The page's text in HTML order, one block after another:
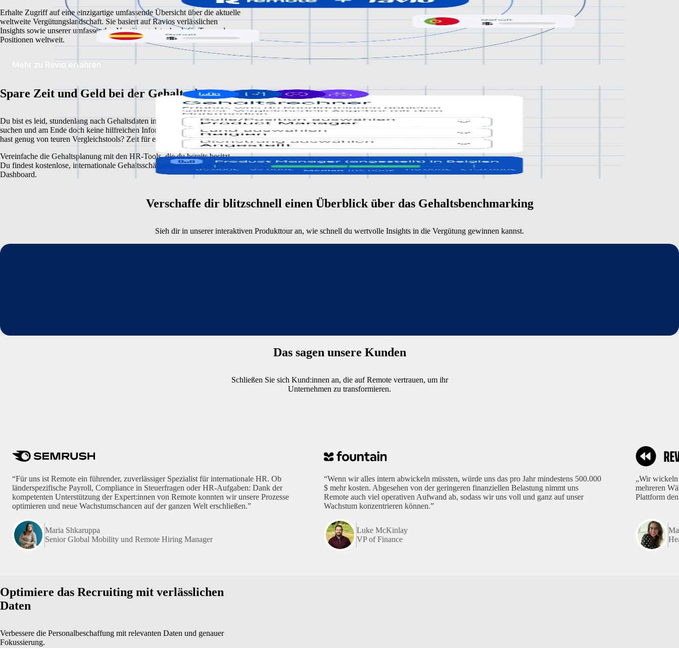
Erhalte Zugriff auf eine einzigartige umfassende Übersicht über die aktuelle
weltweite Vergütungslandschaft. Sie basiert auf Ravios verlässlichen
Insights sowie unserer umfassenden Vergütungsdatenbank für Tausende von
Positionen weltweit.
Mehr zu Ravio erfahren
Spare Zeit und Geld bei der Gehaltsplanung
Du bist es leid, stundenlang nach Gehaltsdaten in anderen Ländern zu
suchen und am Ende doch keine hilfreichen Informationen zu finden? Du
hast genug von teuren Vergleichstools? Zeit für einen Wechsel.
Vereinfache die Gehaltsplanung mit den HR-Tools, die du bereits besitzt.
Du findest kostenlose, internationale Gehaltsschätzungen direkt im Remote-
Dashboard.
Verschaffe dir blitzschnell einen Überblick über das Gehaltsbenchmarking
Sieh dir in unserer interaktiven Produkttour an, wie schnell du wertvolle Insights in die Vergütung gewinnen kannst.
Das sagen unsere Kunden
Schließen Sie sich Kund:innen an, die auf Remote vertrauen, um ihr
Unternehmen zu transformieren.
“Für uns ist Remote ein führender, zuverlässiger Spezialist für internationale HR. Ob
länderspezifische Payroll, Compliance in Steuerfragen oder HR-Aufgaben: Dank der
kompetenten Unterstützung der Expert:innen von Remote konnten wir unsere Prozesse
optimieren und neue Wachstumschancen auf der ganzen Welt erschließen.”
Maria Shkaruppa
Senior Global Mobility und Remote Hiring Manager
“Wenn wir alles intern abwickeln müssten, würde uns das pro Jahr mindestens 500.000
$ mehr kosten. Abgesehen von der geringeren finanziellen Belastung nimmt uns
Remote auch viel operativen Aufwand ab, sodass wir uns voll und ganz auf unser
Wachstum konzentrieren können.”
Luke McKinlay
VP of Finance
„Wir wickeln
mehreren
Plattform
Optimiere das Recruiting mit verlässlichen
Daten
Verbessere die Personalbeschaffung mit relevanten Daten und genauer
Fokussierung.